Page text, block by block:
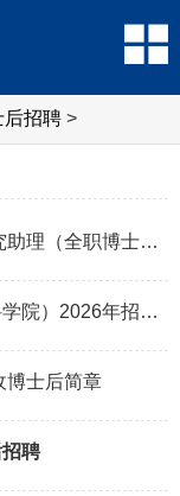
后招聘 >
中国科学院微生物研究所2026年特别研究助理（全职博士后）招聘启事
中国疾病预防控制中心（中国预防医学科学院）2026年招收博士后简章
博士后简章
聘